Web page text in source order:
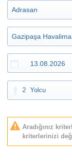
2 Yolcu
Aradığınız
kriterlerinizi